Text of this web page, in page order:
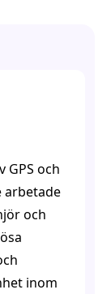
GPS och
arbetade
och
inom